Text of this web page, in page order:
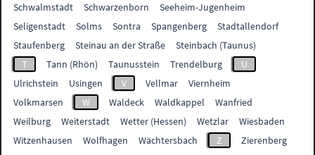
Schwalmstadt
Schwarzenborn
Seeheim-Jugenheim
Seligenstadt
Solms Sontra Spangenberg
Stadtallendorf
Staufenberg
Steinau an der Straße
Steinbach (Taunus)
T
Tann (Rhön) Taunusstein Trendelburg
U
Ulrichstein
Usingen V Vellmar
Viernheim
Volkmarsen
W Waldeck Waldkappel
Wanfried
Weilburg
Weiterstadt Wetter (Hessen) Wetzlar
Wiesbaden
Witzenhausen
Wolfhagen Wächtersbach Z
Zierenberg